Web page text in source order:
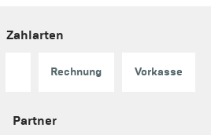
Zahlarten
Rechnung Vorkasse
Partner